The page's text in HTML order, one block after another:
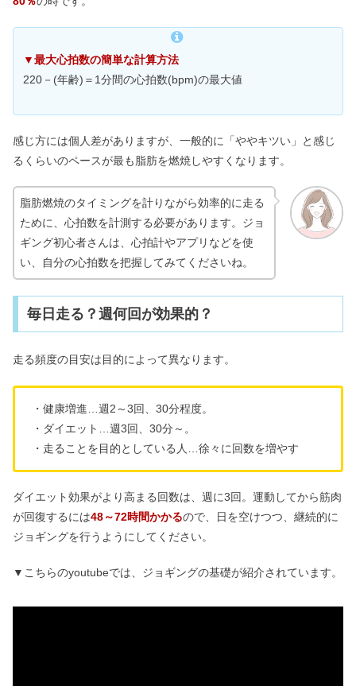
▼最大心拍数の簡単な計算方法
220－(年齢)＝1分間の心拍数(bpm)の最大値
感じ方には個人差がありますが、一般的に「ややキツい」と感じ
るくらいのペースが最も脂肪を燃焼しやすくなります。
脂肪燃焼のタイミングを計りながら効率的に走る
ために、心拍数を計測する必要があります。ジョ
ギング初心者さんは、心拍計やアプリなどを使
い、自分の心拍数を把握してみてくださいね。
毎日走る？週何回が効果的？
走る頻度の目安は目的によって異なります。
・健康増進…週2～3回、30分程度。
・ダイエット…週3回、30分～。
・走ることを目的としている人…徐々に回数を増やす
ダイエット効果がより高まる回数は、週に3回。運動してから筋肉
が回復するには48～72時間かかるので、日を空けつつ、継続的に
ジョギングを行うようにしてください。
▼こちらのyoutubeでは、ジョギングの基礎が紹介されています。